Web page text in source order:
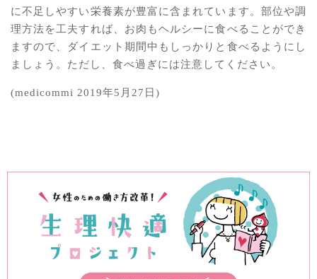
に不足しやすい栄養素が豊富に含まれています。部位や調
理方法を工夫すれば、お肉もヘルシーに食べることができ
ますので、ダイエット期間中もしっかりと食べるようにし
ましょう。ただし、食べ過ぎには注意してください。
(medicommi 2019年5月27日)